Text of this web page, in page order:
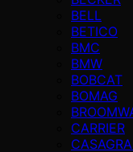
BELL
BETICO
BMC
BMW
BOBCAT
BOMAG
CARRIER